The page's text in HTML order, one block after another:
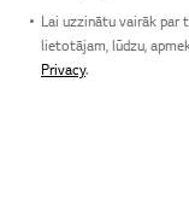
Lai uzzinātu vairāk par
lietotājam, lūdzu,
Privacy.